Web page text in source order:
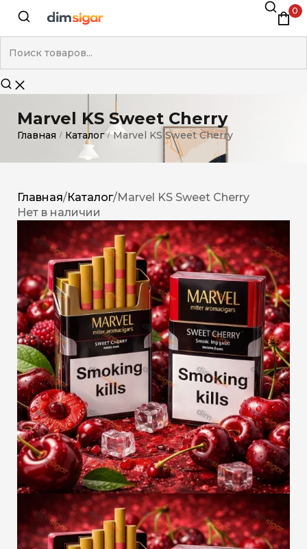
0
Marvel KS Sweet Cherry
Главная / Каталог / Marvel KS Sweet Cherry
Главная/Каталог/Marvel KS Sweet Cherry
Нет в наличии